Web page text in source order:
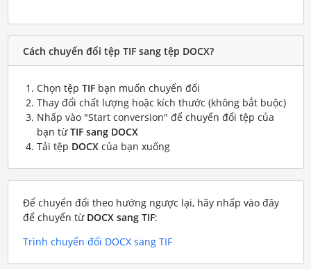
Cách chuyển đổi tệp TIF sang tệp DOCX?
Chọn tệp TIFbạn muốn chuyển đổi
Thay đổi chất lượng hoặc kích thước (không bắt buộc)
Nhấp vào "Start conversion" để chuyển đổi tệp của
bạn từTIF sang DOCX
Tải tệp DOCXcủa bạn xuống
Để chuyển đổi theo hướng ngược lại, hãy nhấp vào đây
để chuyển từ DOCX sang TIF:
Trình chuyển đổi DOCX sang TIF